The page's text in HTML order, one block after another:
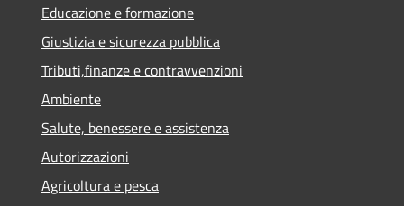
Educazione e formazione
Giustizia e sicurezza pubblica
Tributi,finanze e contravvenzioni
Ambiente
Salute, benessere e assistenza
Autorizzazioni
Agricoltura e pesca